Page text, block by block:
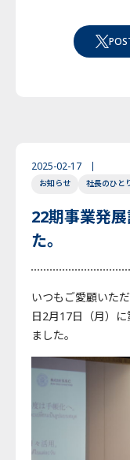
2025-02-17
お知らせ 社長のひと
22期事業発
た。
いつもご愛顧いた
日2月17日（月）
ました。